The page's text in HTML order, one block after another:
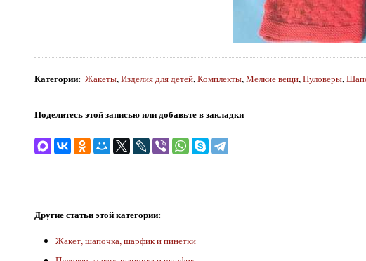
Категории: Жакеты, Изделия для детей, Комплекты, Мелкие вещи, Пуловеры,
Поделитесь этой записью или добавьте в закладки
Другие статьи этой категории:
Жакет, шапочка, шарфик и пинетки